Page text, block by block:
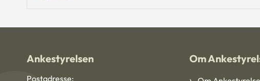
Ankestyrelsen
Postadresse:
Om